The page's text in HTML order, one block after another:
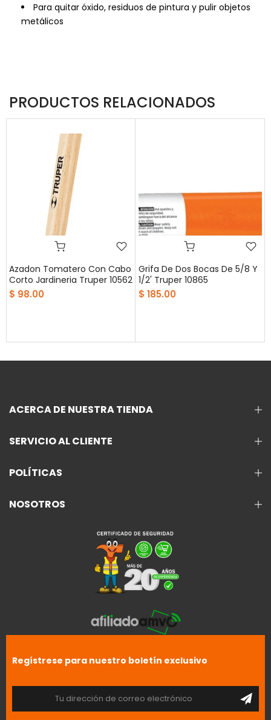
Para quitar óxido, residuos de pintura y pulir objetos
metálicos
PRODUCTOS RELACIONADOS
Azadon Tomatero Con Cabo
Corto Jardineria Truper 10562
$ 98.00
Grifa De Dos Bocas De 5/8 Y
1/2' Truper 10865
$ 185.00
ACERCA DE NUESTRA TIENDA
SERVICIO AL CLIENTE
POLÍTICAS
NOSOTROS
Regístrese para nuestro boletín exclusivo